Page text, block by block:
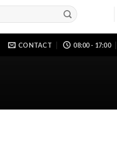
CONTACT 08:00 - 17:00